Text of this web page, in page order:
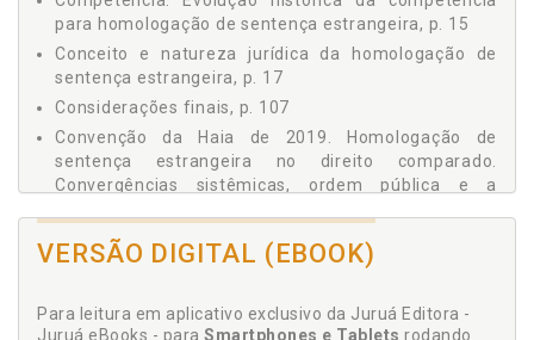
8.3 REQUISITOS FORMAIS INDISPENSÁVEIS, p. 40
8.4 LIMITES DA ANÁLISE PELO STJ, p. 41
8.5 PETIÇÃO INICIAL: ESTRUTURA RECOMENDADA, p. 41
8.6 CITAÇÃO DA PARTE REQUERIDA, p. 42
8.8 JULGAMENTO E EFEITOS DA HOMOLOGAÇÃO, p. 45
8.9 PONTOS CRÍTICOS QUE MERECEM ATENÇÃO DO
8.10 CONCLUSÃO PRÁTICA, p. 45
Capítulo 9 ATUAÇÃO DO MINISTÉRIO PÚBLICO FEDERAL, p.
Capítulo 10 EFEITOS DA DECISÃO HOMOLOGATÓRIA, p. 51
Capítulo 11 HOMOLOGAÇÃO E EXECUÇÃO DA SENTENÇA
para homologação de sentença estrangeira, p. 15
Conceito e natureza jurídica da homologação de
sentença estrangeira, p. 17
Considerações finais, p. 107
Convenção da Haia de 2019. Homologação de
sentença estrangeira no direito comparado.
Convergências sistêmicas, ordem pública e a
Cooperação jurídica internacional. Considerações
gerais, p. 71
D
VERSÃO DIGITAL (EBOOK)
Para leitura em aplicativo exclusivo da Juruá Editora -
Juruá eBooks - para Smartphones e Tablets rodando